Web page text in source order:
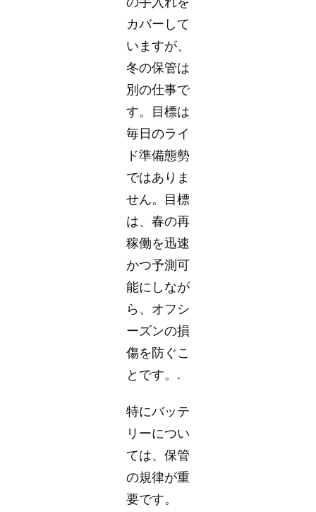
カバーして
いますが、
冬の保管は
別の仕事で
す。目標は
毎日のライ
ド準備態勢
ではありま
せん。目標
は、春の再
稼働を迅速
かつ予測可
能にしなが
ら、オフシ
ーズンの損
傷を防ぐこ
とです。.
特にバッテ
リーについ
ては、保管
の規律が重
要です。